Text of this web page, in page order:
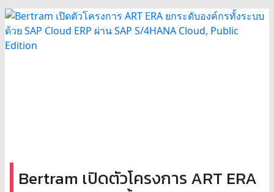
Bertram เปิดตัวโครงการ ART ERA